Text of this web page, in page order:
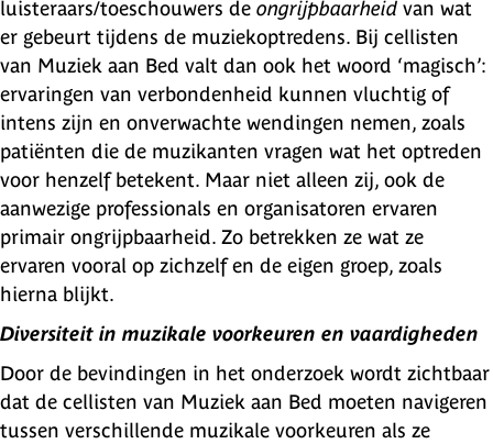
luisteraars/toeschouwers de ongrijpbaarheid van wat
er gebeurt tijdens de muziekoptredens. Bij cellisten
van Muziek aan Bed valt dan ook het woord ‘magisch’:
ervaringen van verbondenheid kunnen vluchtig of
intens zijn en onverwachte wendingen nemen, zoals
patiënten die de muzikanten vragen wat het optreden
voor henzelf betekent. Maar niet alleen zij, ook de
aanwezige professionals en organisatoren ervaren
primair ongrijpbaarheid. Zo betrekken ze wat ze
ervaren vooral op zichzelf en de eigen groep, zoals
hierna blijkt.
Diversiteit in muzikale voorkeuren en vaardigheden
Door de bevindingen in het onderzoek wordt zichtbaar
dat de cellisten van Muziek aan Bed moeten navigeren
tussen verschillende muzikale voorkeuren als ze